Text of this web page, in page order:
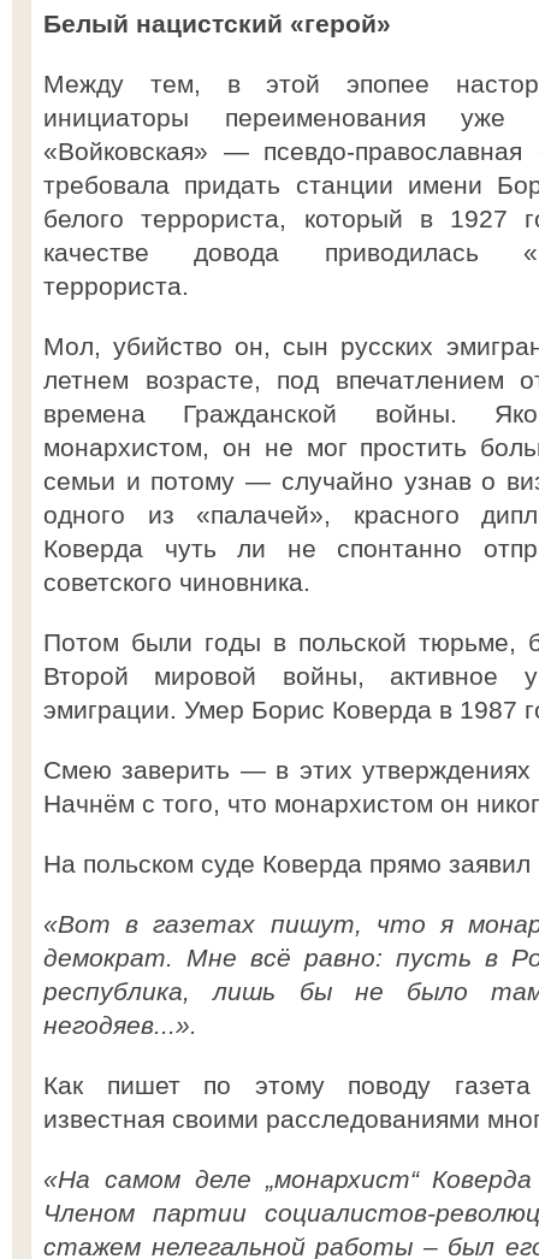
Белый нацистский «герой»
Между тем, в этой эпопее
инициаторы переименования
«Войковская» — псевдо-православная
требовала придать станции имени
белого террориста, который в 1927
качестве довода приводилась
террориста.
Мол, убийство он, сын русских
летнем возрасте, под впечатлением
времена Гражданской войны.
монархистом, он не мог простить
семьи и потому — случайно узнав о
одного из «палачей», красного
Коверда чуть ли не спонтанно
советского чиновника.
Потом были годы в польской тюрьме,
Второй мировой войны, активное
эмиграции. Умер Борис Коверда в 1987
Смею заверить — в этих утверждениях
Начнём с того, что монархистом он
На польском суде Коверда прямо заявил
«Вот в газетах пишут, что я
демократ. Мне всё равно: пусть в
республика, лишь бы не было
негодяев...».
Как пишет по этому поводу газета
известная своими расследованиями
«На самом деле „монархист“
Членом партии социалистов-
стажем нелегальной работы – был